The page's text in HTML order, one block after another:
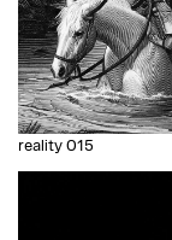
reality 015